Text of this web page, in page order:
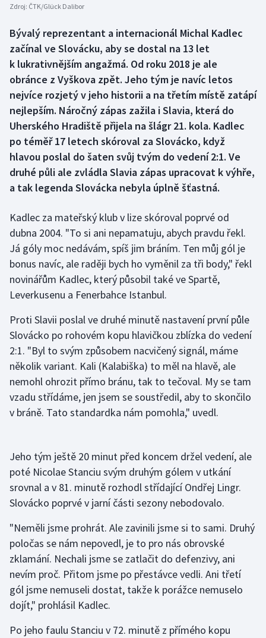
Box
Curling
Dostihy
Florbal
Futsal
Golf
Gymnastika
Házená
Jezdectví
Krasobruslení
Lezení
Lyže a snowboard
Moderní pětiboj
Olympijské hry
Parasport
Plavání
Plážový volejbal
Ragby
Zdroj: ČTK/Glück Dalibor
Bývalý reprezentant a internacionál Michal Kadlec
začínal ve Slovácku, aby se dostal na 13 let
k lukrativnějším angažmá. Od roku 2018 je ale
obránce z Vyškova zpět. Jeho tým je navíc letos
nejvíce rozjetý v jeho historii a na třetím místě zatápí
nejlepším. Náročný zápas zažila i Slavia, která do
Uherského Hradiště přijela na šlágr 21. kola. Kadlec
po téměř 17 letech skóroval za Slovácko, když
hlavou poslal do šaten svůj tvým do vedení 2:1. Ve
druhé půli ale zvládla Slavia zápas upracovat k výhře,
a tak legenda Slovácka nebyla úplně šťastná.
Kadlec za mateřský klub v lize skóroval poprvé od
dubna 2004. "To si ani nepamatuju, abych pravdu řekl.
Já góly moc nedávám, spíš jim bráním. Ten můj gól je
bonus navíc, ale raději bych ho vyměnil za tři body," řekl
novinářům Kadlec, který působil také ve Spartě,
Leverkusenu a Fenerbahce Istanbul.
Proti Slavii poslal ve druhé minutě nastavení první půle
Slovácko po rohovém kopu hlavičkou zblízka do vedení
2:1. "Byl to svým způsobem nacvičený signál, máme
několik variant. Kali (Kalabiška) to měl na hlavě, ale
nemohl ohrozit přímo bránu, tak to tečoval. My se tam
vzadu střídáme, jen jsem se soustředil, aby to skončilo
v bráně. Tato standardka nám pomohla," uvedl.
Jeho tým ještě 20 minut před koncem držel vedení, ale
poté Nicolae Stanciu svým druhým gólem v utkání
srovnal a v 81. minutě rozhodl střídající Ondřej Lingr.
Slovácko poprvé v jarní části sezony nebodovalo.
"Neměli jsme prohrát. Ale zavinili jsme si to sami. Druhý
poločas se nám nepovedl, je to pro nás obrovské
zklamání. Nechali jsme se zatlačit do defenzivy, ani
nevím proč. Přitom jsme po přestávce vedli. Ani třetí
gól jsme nemuseli dostat, takže k porážce nemuselo
dojít," prohlásil Kadlec.
Po jeho faulu Stanciu v 72. minutě z přímého kopu